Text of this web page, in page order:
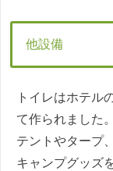
他設備
トイレはホテル
て作られました。
テントやタープ
キャンプグッズ